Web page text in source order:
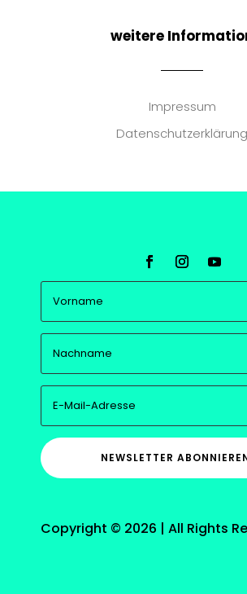
weitere
Impressum
Datenschutzerklärung
NEWSLETTER
Copyright © 2026 | All Rights